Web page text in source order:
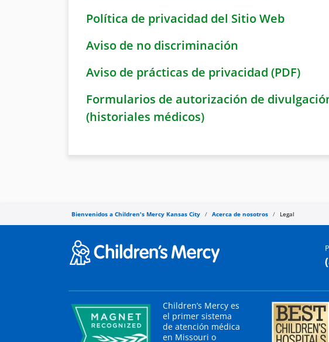
Política de privacidad del Sitio Web
Aviso de no discriminación
Aviso de prácticas de privacidad (PDF)
Formularios de autorización de
(historiales médicos)
Bienvenidos a Children's Mercy Kansas City Acerca de nosotros Legal
Children’s Mercy es
el primer sistema
de atención médica
en Missouri o